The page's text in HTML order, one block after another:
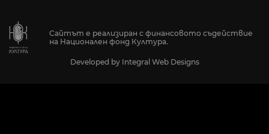
Сайтът е реализиран с финансовото съдействие
на Национален фонд Култура.
Developed by Integral Web Designs